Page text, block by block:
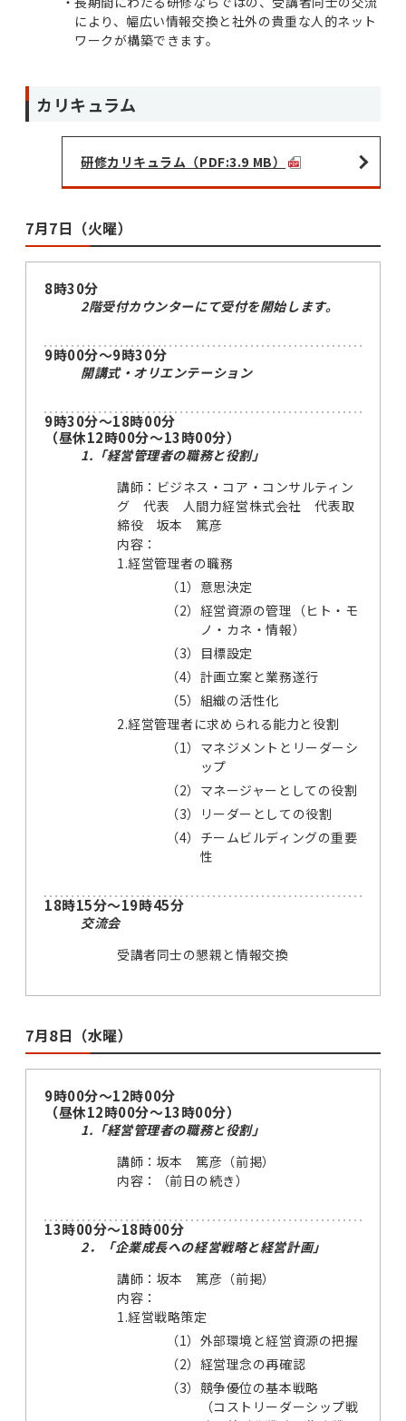
により、幅広い情報交換と社外の貴重な人的ネット
ワークが構築できます。
カリキュラム
研修カリキュラム（PDF:3.9 MB）
7月7日（火曜）
8時30分
2階受付カウンターにて受付を開始します。
9時00分～9時30分
開講式・オリエンテーション
9時30分～18時00分
（昼休12時00分～13時00分）
1.「経営管理者の職務と役割」
講師：ビジネス・コア・コンサルティン
グ 代表 人間力経営株式会社 代表取
締役 坂本 篤彦
内容：
1.経営管理者の職務
（1） 意思決定
（2） 経営資源の管理（ヒト・モ
ノ・カネ・情報）
（3）
目標設定
（4） 計画立案と業務遂行
（5） 組織の活性化
2.経営管理者に求められる能力と役割
（1） マネジメントとリーダーシ
ップ
（2） マネージャーとしての役割
（3）
リーダーとしての役割
（4） チームビルディングの重要
性
18時15分～19時45分
交流会
受講者同士の懇親と情報交換
7月8日（水曜）
9時00分～12時00分
（昼休12時00分～13時00分）
1.「経営管理者の職務と役割」
講師：坂本 篤彦（前掲）
内容：（前日の続き）
13時00分～18時00分
2．「企業成長への経営戦略と経営計画」
講師：坂本 篤彦（前掲）
内容：
1.経営戦略策定
（1） 外部環境と経営資源の把握
（2） 経営理念の再確認
（3） 競争優位の基本戦略
（コストリーダーシップ戦